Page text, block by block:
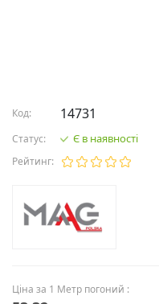
Код: 14731
Статус: Є в наявності
Рейтинг:
Ціна за 1 Метр погоний :